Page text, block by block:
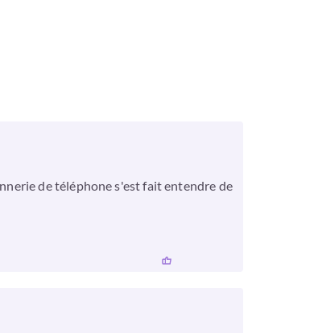
de téléphone s'est fait entendre de